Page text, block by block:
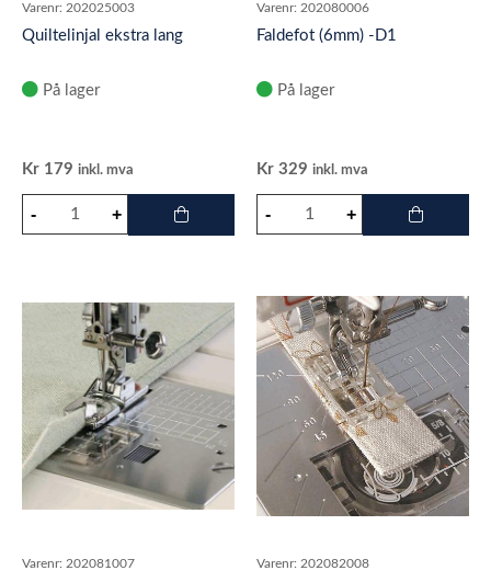
Varenr: 202025003
Quiltelinjal ekstra lang
På lager
Kr 179 inkl. mva
Varenr: 202080006
Faldefot (6mm) -D1
På lager
Kr 329 inkl. mva
Varenr: 202081007 Varenr: 202082008